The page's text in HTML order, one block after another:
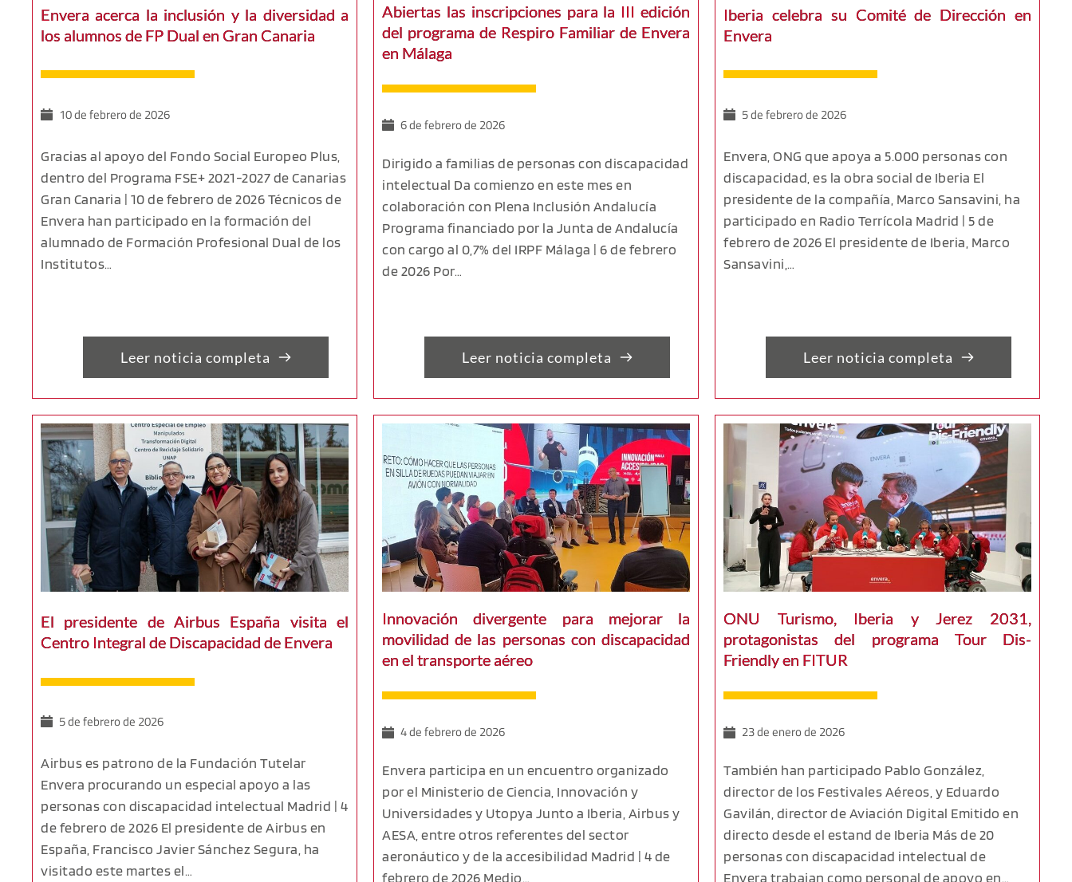
Envera acerca la inclusión y la diversidad a
los alumnos de FP Dual en Gran Canaria
10 de febrero de 2026
Gracias al apoyo del Fondo Social Europeo Plus,
dentro del Programa FSE+ 2021-2027 de Canarias
Gran Canaria | 10 de febrero de 2026 Técnicos de
Envera han participado en la formación del
alumnado de Formación Profesional Dual de los
Institutos…
Leer noticia completa
Abiertas las inscripciones para la III edición
del programa de Respiro Familiar de Envera
en Málaga
6 de febrero de 2026
Dirigido a familias de personas con discapacidad
intelectual Da comienzo en este mes en
colaboración con Plena Inclusión Andalucía
Programa financiado por la Junta de Andalucía
con cargo al 0,7% del IRPF Málaga | 6 de febrero
de 2026 Por…
Leer noticia completa
Iberia celebra su Comité de Dirección en
Envera
5 de febrero de 2026
Envera, ONG que apoya a 5.000 personas con
discapacidad, es la obra social de Iberia El
presidente de la compañía, Marco Sansavini, ha
participado en Radio Terrícola Madrid | 5 de
febrero de 2026 El presidente de Iberia, Marco
Sansavini,…
Leer noticia completa
El presidente de Airbus España visita el
Centro Integral de Discapacidad de Envera
5 de febrero de 2026
Airbus es patrono de la Fundación Tutelar
Envera procurando un especial apoyo a las
personas con discapacidad intelectual Madrid | 4
de febrero de 2026 El presidente de Airbus en
España, Francisco Javier Sánchez Segura, ha
visitado este martes el…
Innovación divergente para mejorar la
movilidad de las personas con discapacidad
en el transporte aéreo
4 de febrero de 2026
Envera participa en un encuentro organizado
por el Ministerio de Ciencia, Innovación y
Universidades y Utopya Junto a Iberia, Airbus y
AESA, entre otros referentes del sector
aeronáutico y de la accesibilidad Madrid | 4 de
febrero de 2026 Medio…
ONU Turismo, Iberia y Jerez 2031,
protagonistas del programa Tour Dis-
Friendly en FITUR
23 de enero de 2026
También han participado Pablo González,
director de los Festivales Aéreos, y Eduardo
Gavilán, director de Aviación Digital Emitido en
directo desde el estand de Iberia Más de 20
personas con discapacidad intelectual de
Envera trabajan como personal de apoyo en…